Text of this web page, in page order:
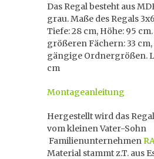
Das Regal besteht aus
grau. Maße des Regals
Tiefe: 28 cm, Höhe: 95
größeren Fächern: 33
gängige Ordnergrößen.
cm
Montageanleitung
Hergestellt wird das
vom kleinen Vater-Sohn
Familienunternehmen
Material stammt z.T. aus